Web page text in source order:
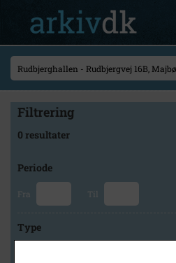
Filtrering
0 resultater
Periode
Fra Til
Type